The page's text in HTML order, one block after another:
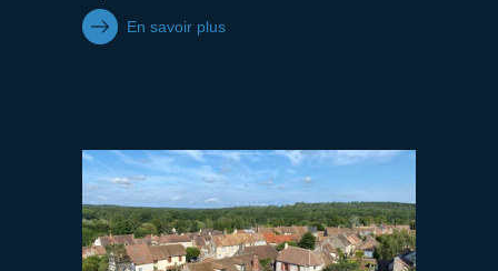
En savoir plus